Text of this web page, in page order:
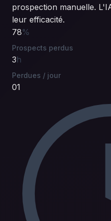
prospection manuelle.
leur efficacité.
78%
Prospects perdus
3h
Perdues / jour
01